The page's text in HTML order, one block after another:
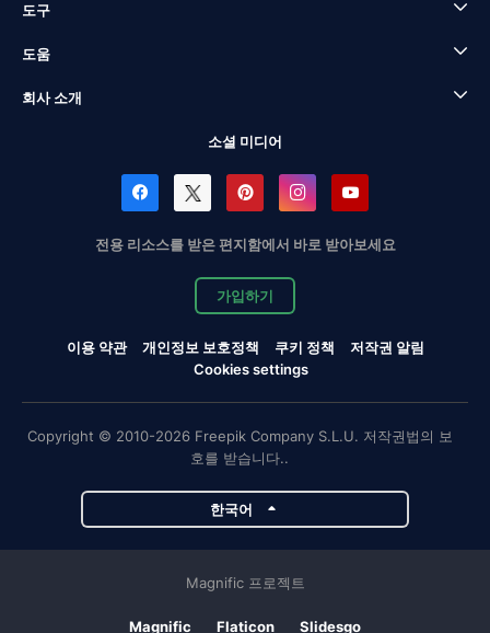
도구
도움
회사 소개
소셜 미디어
전용 리소스를 받은 편지함에서 바로 받아보세요
가입하기
이용 약관 개인정보 보호정책 쿠키 정책
저작권 알림
Cookies settings
Copyright © 2010-2026 Freepik Company S.L.U. 저작권법의 보
호를 받습니다..
한국어
Magnific 프로젝트
Magnific Flaticon Slidesgo